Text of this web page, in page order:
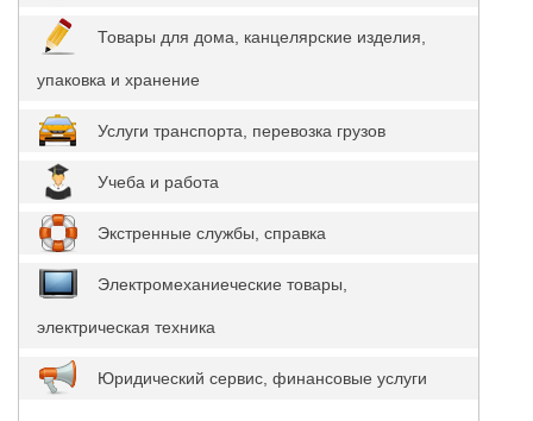
Товары для дома, канцелярские изделия,
упаковка и хранение
Услуги транспорта, перевозка грузов
Учеба и работа
Экстренные службы, справка
Электромеханиеческие товары,
электрическая техника
Юридический сервис, финансовые услуги